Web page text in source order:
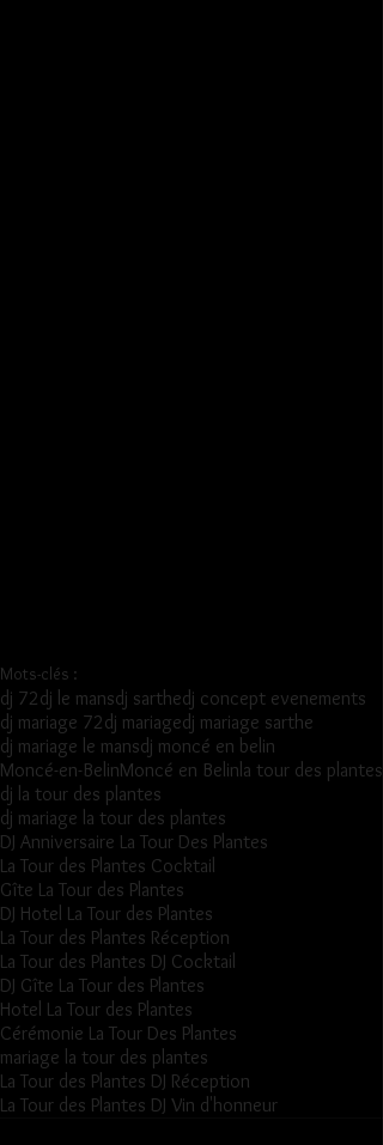
Mots-clés :
dj 72dj le mansdj sarthedj concept evenements
dj mariage 72dj mariagedj mariage sarthe
dj mariage le mansdj moncé en belin
Moncé-en-BelinMoncé en Belin la tour des plantes
dj la tour des plantes
dj mariage la tour des plantes
DJ Anniversaire La Tour Des Plantes
La Tour des Plantes Cocktail
Gîte La Tour des Plantes
DJ Hotel La Tour des Plantes
La Tour des Plantes Réception
La Tour des Plantes DJ Cocktail
DJ Gîte La Tour des Plantes
Hotel La Tour des Plantes
Cérémonie La Tour Des Plantes
mariage la tour des plantes
La Tour des Plantes DJ Réception
La Tour des Plantes DJ Vin d'honneur